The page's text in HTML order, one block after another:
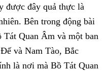
được đây quả thực là
Bên trong động bài
Quan Âm và một ban
và Nam Tào, Bắc
là nơi mà Bồ Tát Quan